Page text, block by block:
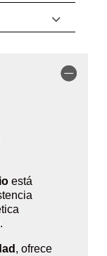
está
, ofrece